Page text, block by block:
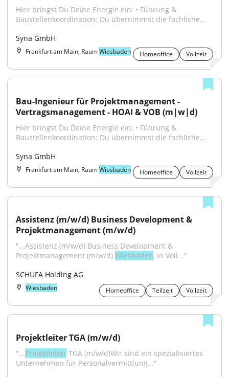
Hier bringst Du Deine Energie ein: • Führung &
Baustellenkoordination: Du übernimmst die fachliche...
Syna GmbH
Frankfurt am Main, RaumWiesbaden Homeoffice Vollzeit
Bau-Ingenieur für Projektmanagement -
Vertragsmanagement - HOAI & VOB (m|w|d)
Hier bringst Du Deine Energie ein: • Führung &
Baustellenkoordination: Du übernimmst die fachliche...
Syna GmbH
Frankfurt am Main, RaumWiesbaden Homeoffice Vollzeit
Assistenz (m/w/d) Business Development &
Projektmanagement (m/w/d)
"...Assistenz (m/w/d) Business Development &
Projektmanagement (m/w/d) Wiesbaden, in Voll..."
SCHUFA Holding AG
Wiesbaden Homeoffice Teilzeit Vollzeit
Projektleiter TGA (m/w/d)
"...Projektleiter TGA (m/w/d)Wir sind ein spezialisiertes
Unternehmen für Personalvermittlung..."